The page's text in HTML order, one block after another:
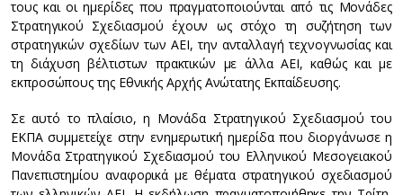
τους και οι ημερίδες που πραγματοποιούνται από τις Μονάδες
Στρατηγικού Σχεδιασμού έχουν ως στόχο τη συζήτηση των
στρατηγικών σχεδίων των ΑΕΙ, την ανταλλαγή τεχνογνωσίας και
τη διάχυση βέλτιστων πρακτικών με άλλα ΑΕΙ, καθώς και με
εκπροσώπους της Εθνικής Αρχής Ανώτατης Εκπαίδευσης.
Σε αυτό το πλαίσιο, η Μονάδα Στρατηγικού Σχεδιασμού του
ΕΚΠΑ συμμετείχε στην ενημερωτική ημερίδα που διοργάνωσε η
Μονάδα Στρατηγικού Σχεδιασμού του Ελληνικού Μεσογειακού
Πανεπιστημίου αναφορικά με θέματα στρατηγικού σχεδιασμού